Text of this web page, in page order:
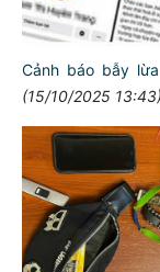
Cảnh báo bẫy
(15/10/2025 13:43)